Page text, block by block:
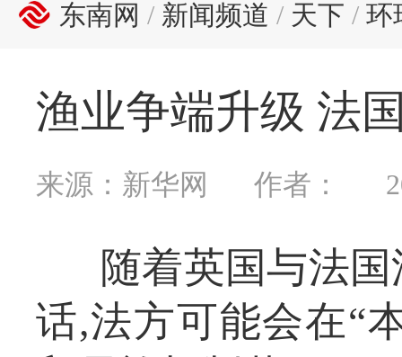
东南网 / 新闻频道 / 天下 / 环
渔业争端升级 法
来源：新华网 作者：
随着英国与法
话,法方可能会在“